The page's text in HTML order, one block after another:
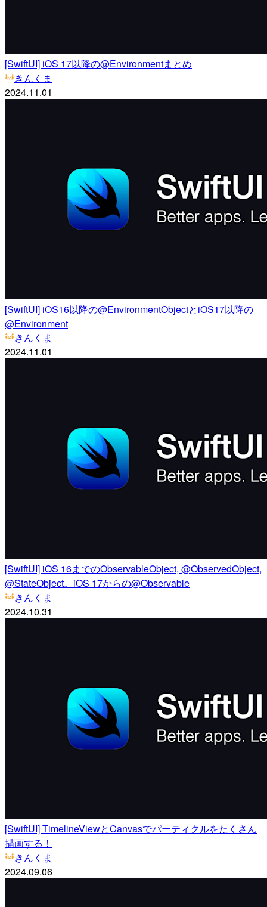
[SwiftUI] iOS 17以降の@Environmentまとめ
きんくま
2024.11.01
[SwiftUI] iOS16以降の@EnvironmentObjectとiOS17以降の
@Environment
きんくま
2024.11.01
[SwiftUI] iOS 16までのObservableObject, @ObservedObject,
@StateObject。iOS 17からの@Observable
きんくま
2024.10.31
[SwiftUI] TimelineViewとCanvasでパーティクルをたくさん
描画する！
きんくま
2024.09.06